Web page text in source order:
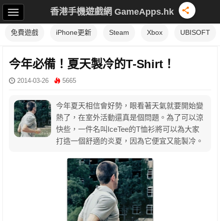
香港手機遊戲網 GameApps.hk
免費遊戲 iPhone更新 Steam Xbox UBISOFT
今年必備！夏天製冷的T-Shirt！
2014-03-26 5665
今年夏天相信會好勢，眼看著天氣就要開始變
熱了，在室外活動還真是個問題。為了可以涼
快些，一件名叫IceTee的T恤衫將可以為大家
打造一個舒適的炎夏，因為它便宜又能製冷。